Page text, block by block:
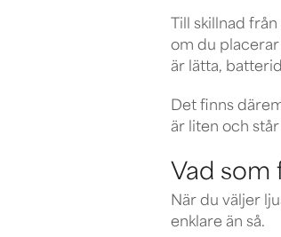
Till skillnad
om du
är lätta,
Det finns
är liten och
Vad som
När du väljer
enklare än så.